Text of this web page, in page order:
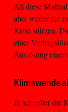
All diese
aber weder die
Krise stürzen.
einer
Auslösung einer
Klimawende
Je schneller die